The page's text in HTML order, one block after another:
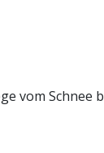
vom Schnee